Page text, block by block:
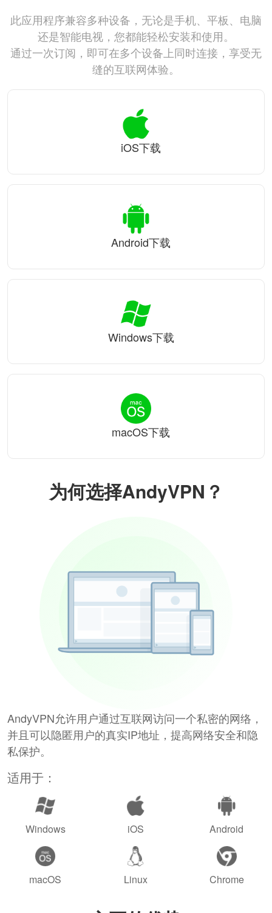
为何选择AndyVPN？
AndyVPN允许用户通过互联网访问一个私密的网络，
并且可以隐匿用户的真实IP地址，提高网络安全和隐
私保护。
适用于：
Windows iOS Android
macOS Linux Chrome
此应用程序兼容多种设备，无论是手机、平板、电脑
还是智能电视，您都能轻松安装和使用。
通过一次订阅，即可在多个设备上同时连接，享受无
缝的互联网体验。
iOS下载
Android下载
Windows下载
macOS下载